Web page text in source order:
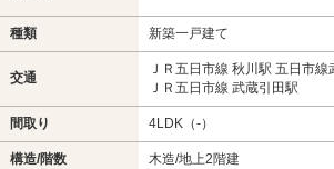
種類 新築一戸建て
交通
ＪＲ五日市線 秋川駅 五日市
ＪＲ五日市線 武蔵引田駅
間取り 4LDK（-）
構造/階数 木造/地上2階建